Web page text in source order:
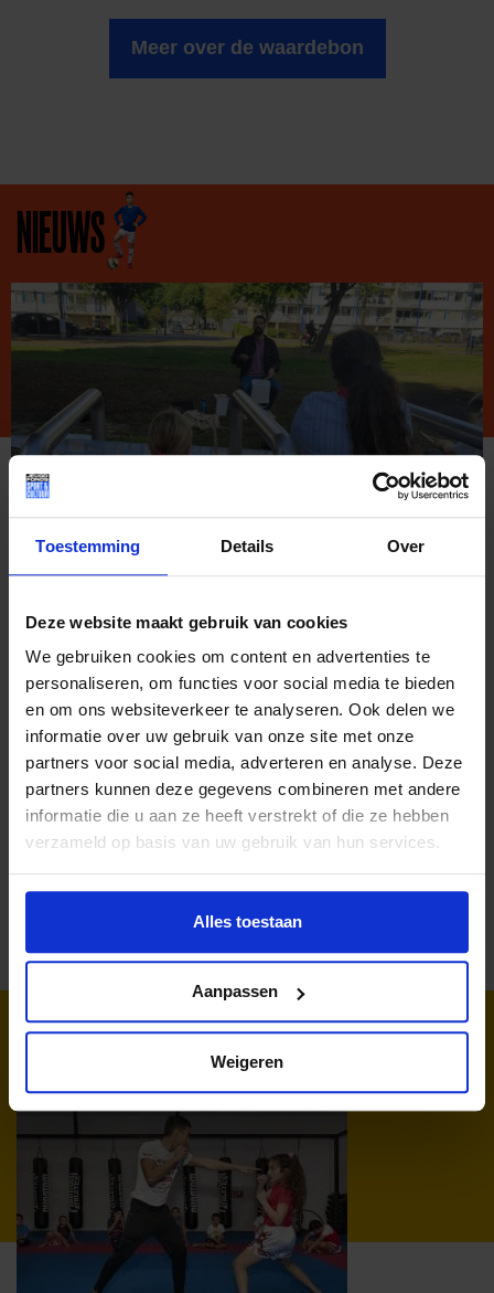
Toestemming Details Over
Deze website maakt gebruik van cookies
We gebruiken cookies om content en advertenties te
personaliseren, om functies voor social media te bieden
en om ons websiteverkeer te analyseren. Ook delen we
informatie over uw gebruik van onze site met onze
partners voor social media, adverteren en analyse. Deze
partners kunnen deze gegevens combineren met andere
informatie die u aan ze heeft verstrekt of die ze hebben
verzameld op basis van uw gebruik van hun services.
Alles toestaan
Aanpassen
Weigeren
Meer over de waardebon
NIEUWS
Jaarverslag
Brabant 2025
Brabant | 25 juni 2026
Lees meer nieuws
AMBASSADEURS